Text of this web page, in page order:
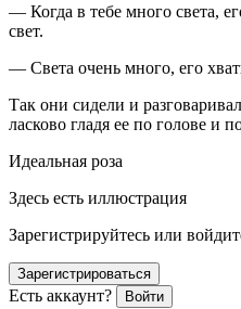
— Когда в тебе много света,
свет.
— Света очень много, его
Так они сидели и
ласково гладя ее по голове и
Идеальная роза
Здесь есть иллюстрация
Зарегистрируйтесь или
Зарегистрироваться
Есть аккаунт? Войти